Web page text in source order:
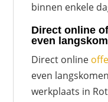
binnen enkele
Direct online
even
Direct online
even
werkplaats in